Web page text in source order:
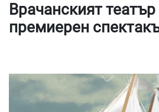
Врачанският театър
премиерен